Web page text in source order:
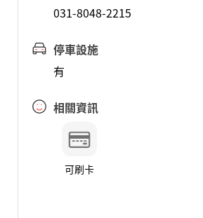
031-8048-2215
停車設施
有
相關資訊
可刷卡